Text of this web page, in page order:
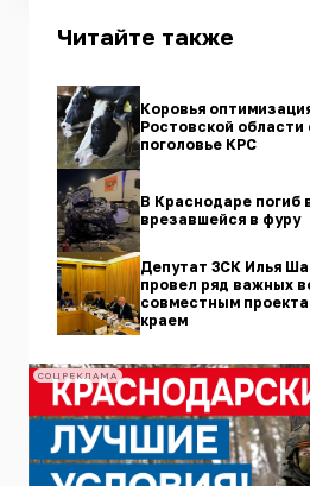
Читайте также
Коровья
Ростовской области
поголовье КРС
В Краснодаре погиб
врезавшейся в фуру
Депутат ЗСК Илья
провел ряд важных
совместным
краем
СОЦРЕКЛАМА